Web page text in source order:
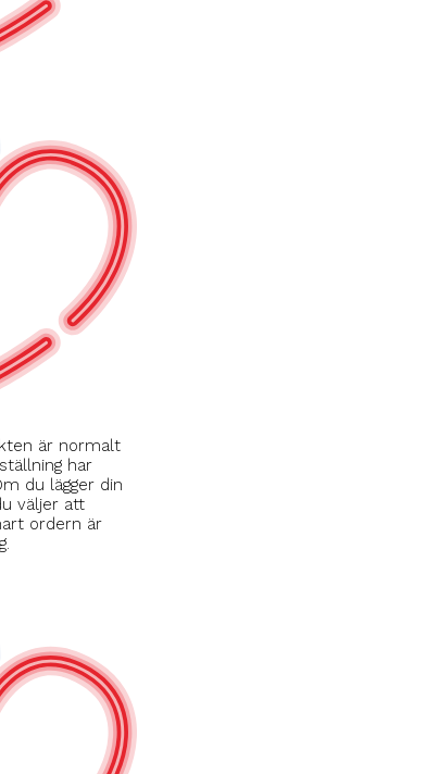
är normalt
har
du lägger din
väljer att
ordern är